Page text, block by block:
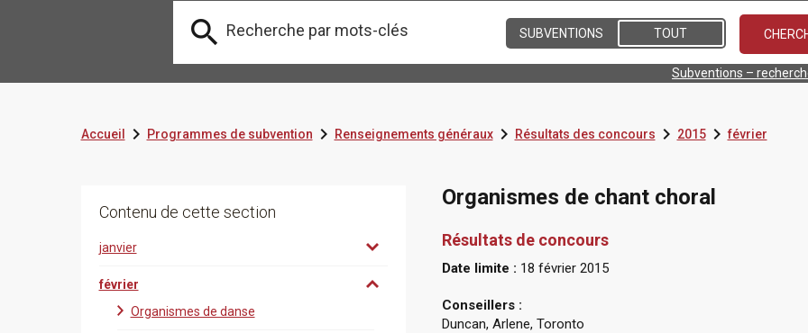
 SUBVENTIONS TOUT
Subventions –
Accueil Programmes de subventionRenseignements générauxRésultats des concours2015février
Contenu de cette section
janvier
février
Organismes de danse
Organismes de chant choral
Résultats de concours
Date limite : 18 février 2015
Conseillers :
Duncan, Arlene, Toronto